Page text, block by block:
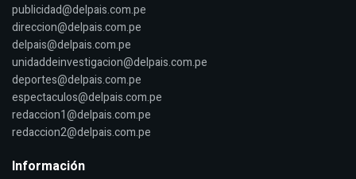
publicidad@delpais.com.pe
direccion@delpais.com.pe
delpais@delpais.com.pe
unidaddeinvestigacion@delpais.com.pe
deportes@delpais.com.pe
espectaculos@delpais.com.pe
redaccion1@delpais.com.pe
redaccion2@delpais.com.pe
Información